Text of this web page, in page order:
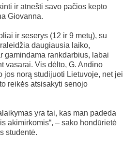
ir atnešti savo pačios kepto
Giovanna.
ir seserys (12 ir 9 metų), su
daugiausia laiko,
gamindama rankdarbius, labai
vasarai. Vis dėlto, G. Andino
jos norą studijuoti Lietuvoje, net jei
reikės atsisakyti senojo
yra tai, kas man padeda
akimirkomis“, – sako hondūrietė
studentė.